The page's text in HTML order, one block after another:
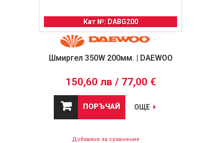
Кат №: DABG200
Шмиргел 350W 200мм. | DAEWOO
150,60 лв / 77,00 €
ПОРЪЧАЙ ОЩЕ
Добавяне за сравнение